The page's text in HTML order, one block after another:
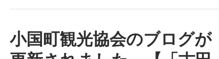
小国町観光協会のブログが